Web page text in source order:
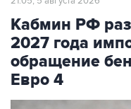
Кабмин РФ
2027 года
обращение
Евро 4